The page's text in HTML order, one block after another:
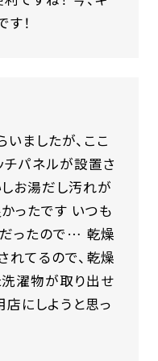
！
ましたが、ここ
チパネルが設置さ
お湯だし汚れが
ったです いつも
ったので… 乾燥
れてるので、乾燥
濯物が取り出せ
店にしようと思っ